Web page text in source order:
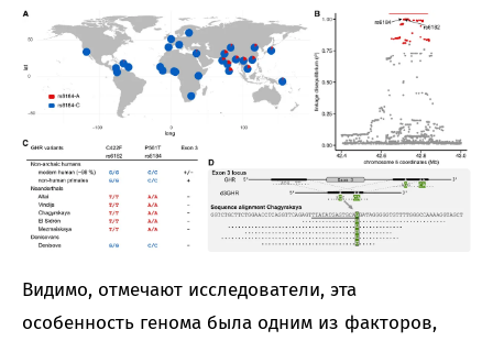
Видимо, отмечают исследователи, эта
особенность генома была одним из факторов,